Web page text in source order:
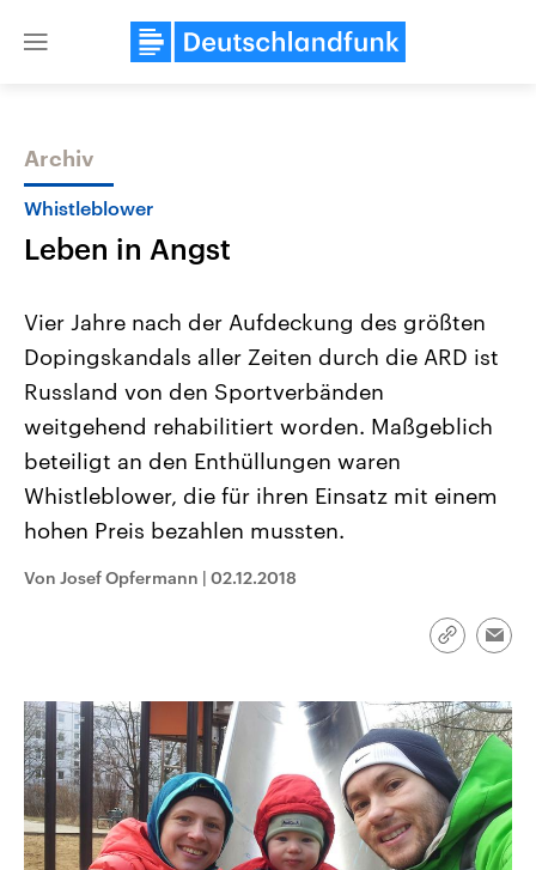
Close
Themen
Landtagswahl Sachsen-Anhalt
2026
Alle Informationen
Sachsen-Anhalt wählt am 6.
September 2026 einen neuen
Landtag. Seit 2021 wird das
Bundesland von einer Koalition aus
Umfragen, Prognosen,
Wahlprogramme, aktuelle Berichte
USA
Aktuelle Beiträge,
Hintergründe
Wirtschaftlich und
gehören die Vereinigten
mit großem Einfluss auf
Archiv
Whistleblower
Leben in Angst
Vier Jahre nach der Aufdeckung des größten
Dopingskandals aller Zeiten durch die ARD ist
Russland von den Sportverbänden
weitgehend rehabilitiert worden. Maßgeblich
beteiligt an den Enthüllungen waren
Whistleblower, die für ihren Einsatz mit einem
hohen Preis bezahlen mussten.
Von Josef Opfermann | 02.12.2018
Link